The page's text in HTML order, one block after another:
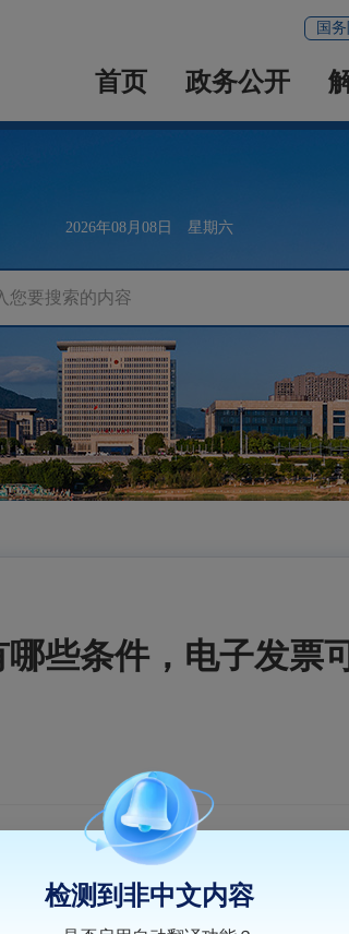
国
首页 政务公开
2026年08月08日 星期六
些条件，电子发票
票有误、应税服务中止等情形，需要作废
检测到非中文内容